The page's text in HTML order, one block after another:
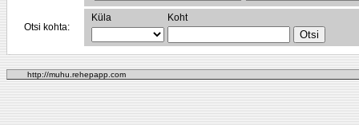
Otsi kohta:
Küla Koht
http://muhu.rehepapp.com